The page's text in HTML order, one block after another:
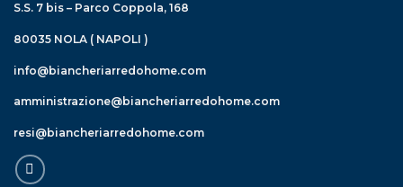
S.S. 7 bis – Parco Coppola, 168
80035 NOLA ( NAPOLI )
info@biancheriarredohome.com
amministrazione@biancheriarredohome.com
resi@biancheriarredohome.com